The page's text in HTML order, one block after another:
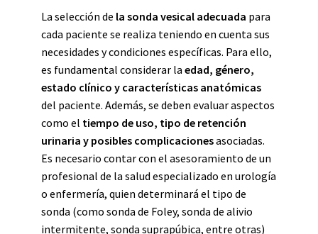
La selección de la sonda vesical adecuada para
cada paciente se realiza teniendo en cuenta sus
necesidades y condiciones específicas. Para ello,
es fundamental considerar la edad, género,
estado clínico y características anatómicas
del paciente. Además, se deben evaluar aspectos
como el tiempo de uso, tipo de retención
urinaria y posibles complicacionesasociadas.
Es necesario contar con el asesoramiento de un
profesional de la salud especializado en urología
o enfermería, quien determinará el tipo de
sonda (como sonda de Foley, sonda de alivio
intermitente, sonda suprapúbica, entre otras)